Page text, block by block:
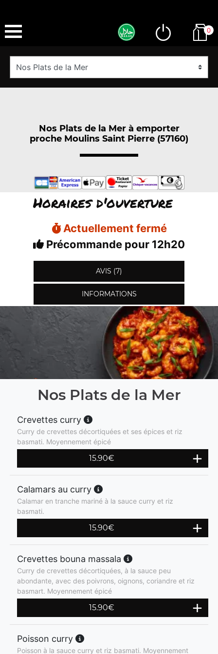
0
Nos Plats de la Mer à emporter
proche Moulins Saint Pierre (57160)
Horaires d'ouverture
Actuellement fermé
Précommande pour 12h20
AVIS (7)
INFORMATIONS
Nos Plats de la Mer
Crevettes curry
Curry de crevettes décortiquées et ses épices et riz
basmati. Moyennement épicé
15.90€
Calamars au curry
Calamar en tranche mariné à la sauce curry et riz
basmati.
15.90€
Crevettes bouna massala
Curry de crevettes décortiquées, à la sauce peu
abondante, avec des poivrons, oignons, coriandre et riz
basmart. Moyennement épicé
15.90€
Poisson curry
Poisson à la sauce curry et riz basmati. Moyennement